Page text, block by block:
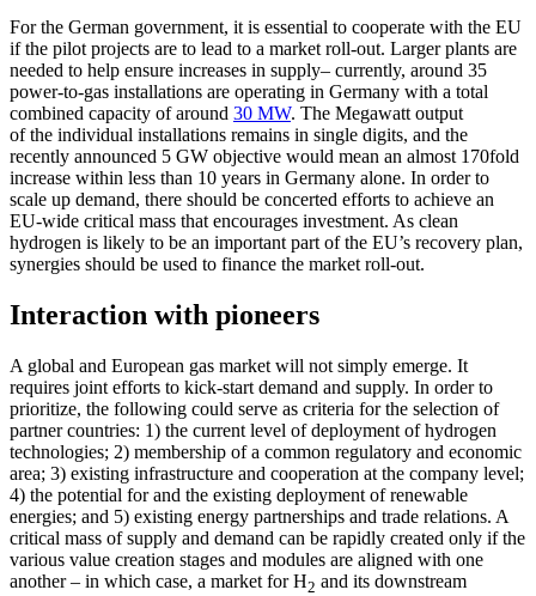
For the German government, it is essential to cooperate with the EU
if the pilot proj­ects are to lead to a market roll-out. Larger plants are
needed to help ensure in­creases in supply– currently, around 35
power-to-gas installations are operating in Germany with a total
combined capacity of around 30 MW. The Megawatt output
of the individual installations remains in single digits, and the
recently announced 5 GW objective would mean an almost 170fold
increase within less than 10 years in Ger­many alone. In order to
scale up demand, there should be concerted efforts to achieve an
EU-wide critical mass that encourages investment. As clean
hydrogen is likely to be an important part of the EU’s recovery plan,
synergies should be used to finance the market roll-out.
Interaction with pioneers
A global and European gas market will not simply emerge. It
requires joint efforts to kick-start demand and supply. In order to
prioritize, the following could serve as cri­teria for the selection of
partner countries: 1) the current level of deployment of hydro­gen
technologies; 2) membership of a com­mon regulatory and economic
area; 3) exist­ing infrastructure and cooperation at the company level;
4) the potential for and the existing deployment of renewable
energies; and 5) existing energy partnerships and trade relations. A
critical mass of supply and demand can be rapidly created only if the
various value creation stages and mod­ules are aligned with one
another – in which case, a market for H2 and its downstream